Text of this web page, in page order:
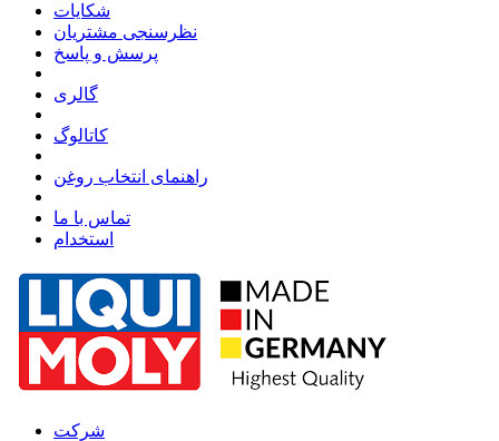
شکایات
نظرسنجی مشتریان
پرسش و پاسخ
گالری
کاتالوگ
راهنمای انتخاب روغن
تماس با ما
استخدام
شرکت